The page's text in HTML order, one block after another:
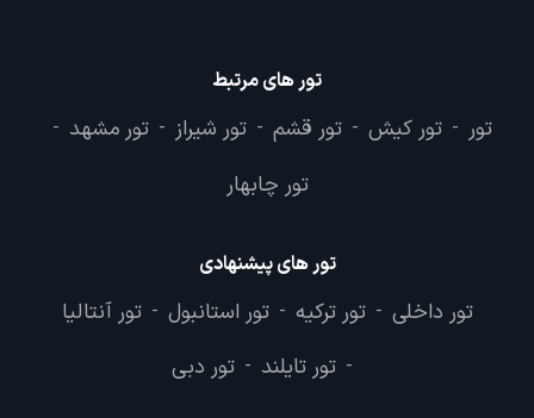
تور های مرتبط
تور - تور کیش - تور قشم - تور شیراز - تور مشهد -
تور چابهار
تور های پیشنهادی
تور داخلی - تور ترکیه - تور استانبول - تور آنتالیا
- تور تایلند - تور دبی